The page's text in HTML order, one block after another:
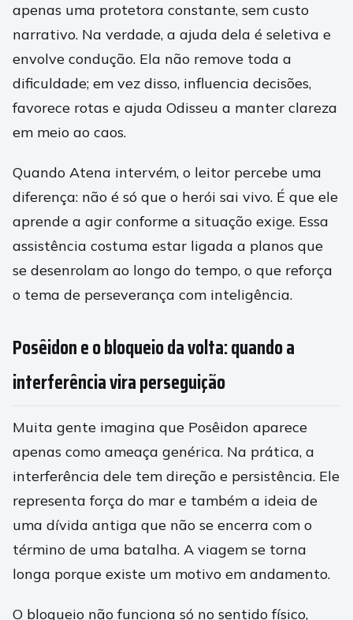
apenas uma protetora constante, sem custo
narrativo. Na verdade, a ajuda dela é seletiva e
envolve condução. Ela não remove toda a
dificuldade; em vez disso, influencia decisões,
favorece rotas e ajuda Odisseu a manter clareza
em meio ao caos.
Quando Atena intervém, o leitor percebe uma
diferença: não é só que o herói sai vivo. É que ele
aprende a agir conforme a situação exige. Essa
assistência costuma estar ligada a planos que
se desenrolam ao longo do tempo, o que reforça
o tema de perseverança com inteligência.
Posêidon e o bloqueio da volta: quando a
interferência vira perseguição
Muita gente imagina que Posêidon aparece
apenas como ameaça genérica. Na prática, a
interferência dele tem direção e persistência. Ele
representa força do mar e também a ideia de
uma dívida antiga que não se encerra com o
término de uma batalha. A viagem se torna
longa porque existe um motivo em andamento.
O bloqueio não funciona só no sentido físico,